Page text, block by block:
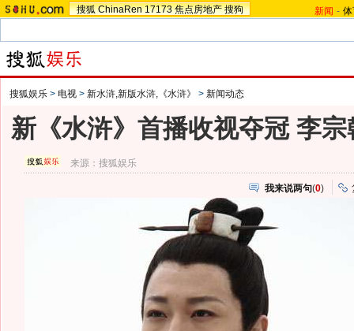
搜狐 ChinaRen 17173 焦点房地产 搜狗 新闻 -
搜狐娱乐 > 电视 > 新水浒,新版水浒,《水浒》 > 新闻动态
新《水浒》首播收视夺冠 李
来源：搜狐娱乐
我来说两句(0)